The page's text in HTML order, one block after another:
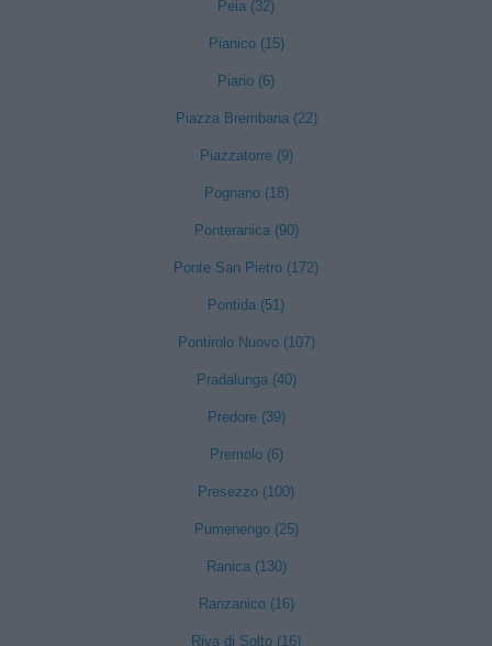
Peia (32)
Pianico (15)
Piario (6)
Piazza Brembana (22)
Piazzatorre (9)
Pognano (18)
Ponteranica (90)
Ponte San Pietro (172)
Pontida (51)
Pontirolo Nuovo (107)
Pradalunga (40)
Predore (39)
Premolo (6)
Presezzo (100)
Pumenengo (25)
Ranica (130)
Ranzanico (16)
Riva di Solto (16)